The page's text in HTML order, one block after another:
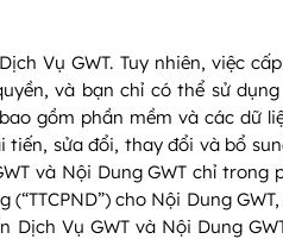
Vụ GWT. Tuy nhiên, việc
và bạn chỉ có thể sử dụng
gồm phần mềm và các dữ
tiến, sửa đổi, thay đổi và bổ
và Nội Dung GWT chỉ trong
cho Nội Dung
Vụ GWT và Nội Dung